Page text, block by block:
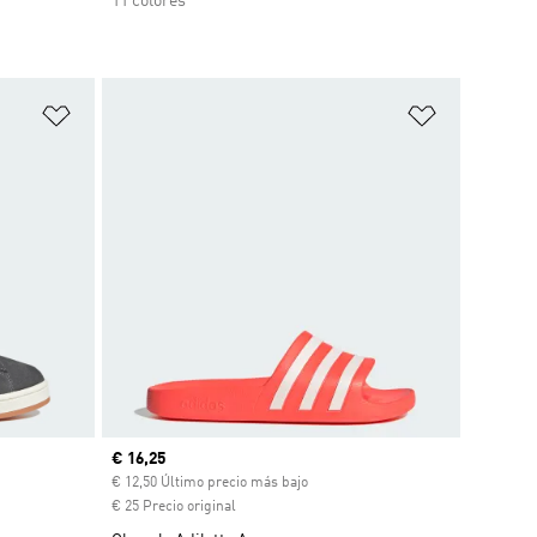
Precio actual
€ 16,25
€ 12,50 Último precio más bajo
€ 25 Precio original